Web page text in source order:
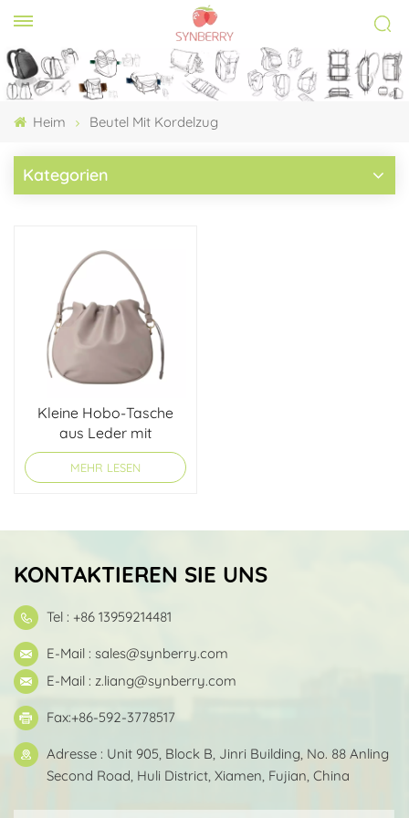
Heim Beutel Mit Kordelzug
Kategorien
Kleine Hobo-Tasche
aus Leder mit
Kordelzug
MEHR LESEN
KONTAKTIEREN SIE UNS
Tel : +86 13959214481
E-Mail : sales@synberry.com
E-Mail : z.liang@synberry.com
Fax:+86-592-3778517
Adresse : Unit 905, Block B, Jinri Building, No. 88 Anling
Second Road, Huli District, Xiamen, Fujian, China